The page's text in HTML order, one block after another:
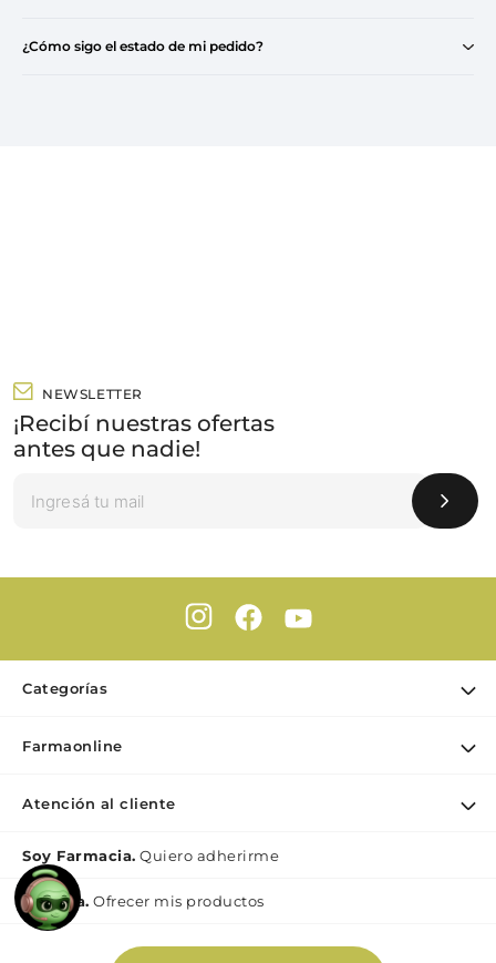
¿Cómo sigo el estado de mi pedido?
NEWSLETTER
¡Recibí nuestras ofertas
antes que nadie!
Categorías
Dermocosmética
Nutrición & Deporte
Bebé y maternidad
Perfumes y Fragancias
Farmaonline
Atención al cliente
Contacto
Medios de pago
Como comprar
Preguntas Frecuentes Beauty
Soy Farmacia. Quiero adherirme
Mi lìnea. Ofrecer mis productos